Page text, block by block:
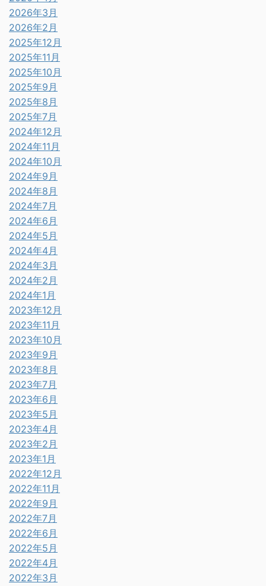
2026年3月
2026年2月
2025年12月
2025年11月
2025年10月
2025年9月
2025年8月
2025年7月
2024年12月
2024年11月
2024年10月
2024年9月
2024年8月
2024年7月
2024年6月
2024年5月
2024年4月
2024年3月
2024年2月
2024年1月
2023年12月
2023年11月
2023年10月
2023年9月
2023年8月
2023年7月
2023年6月
2023年5月
2023年4月
2023年2月
2023年1月
2022年12月
2022年11月
2022年9月
2022年7月
2022年6月
2022年5月
2022年4月
2022年3月